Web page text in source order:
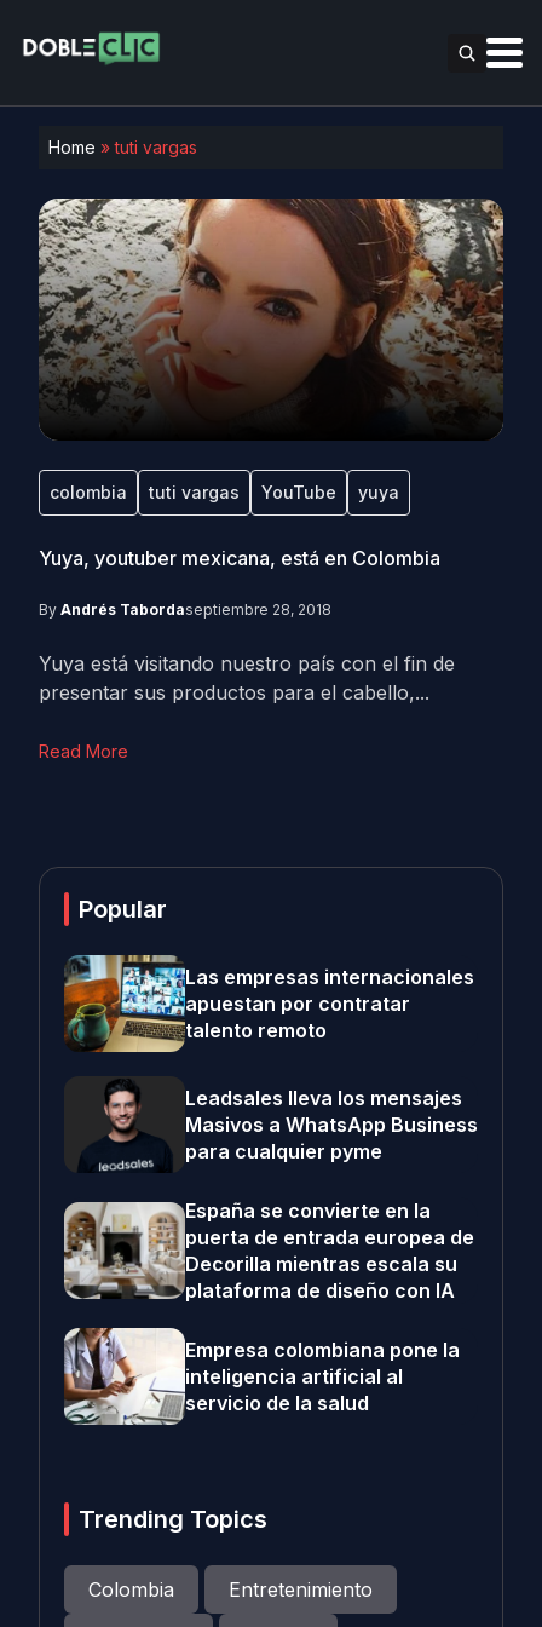
Home »tuti vargas
colombia tuti vargas YouTube yuya
Yuya, youtuber mexicana, está en Colombia
By Andrés Tabordaseptiembre 28, 2018
Yuya está visitando nuestro país con el fin de
presentar sus productos para el cabello,...
Read More
Popular
Las empresas internacionales
apuestan por contratar
talento remoto
Leadsales lleva los mensajes
Masivos a WhatsApp Business
para cualquier pyme
España se convierte en la
puerta de entrada europea de
Decorilla mientras escala su
plataforma de diseño con IA
Empresa colombiana pone la
inteligencia artificial al
servicio de la salud
Trending Topics
Colombia
Entretenimiento